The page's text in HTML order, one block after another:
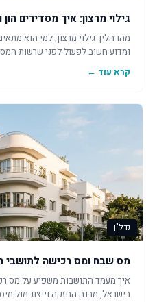
גילוי מרצון: איך מסדירים
מהו הליך גילוי מרצון, למי הוא
ומדוע חשוב לפעול לפני שרשות
קרא עוד ←
נדל"ן
מס שבח ומס רכישה לתושבי
איך מעמד התושבות משפיע על מס
בישראל, מבנה החזקה וייצוג מול